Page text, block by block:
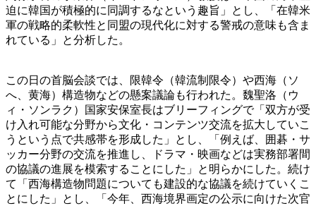
迫に韓国が積極的に同調するなという趣旨」とし、「在韓米
軍の戦略的柔軟性と同盟の現代化に対する警戒の意味も含ま
れている」と分析した。
この日の首脳会談では、限韓令（韓流制限令）や西海（ソ
へ、黄海）構造物などの懸案議論も行われた。魏聖洛（ウ
ィ・ソンラク）国家安保室長はブリーフィングで「双方が受
け入れ可能な分野から文化・コンテンツ交流を拡大していこ
うという点で共感帯を形成した」とし、「例えば、囲碁・サ
ッカー分野の交流を推進し、ドラマ・映画などは実務部署間
の協議の進展を模索することにした」と明らかにした。続け
て「西海構造物問題についても建設的な協議を続けていくこ
とにした」とし、「今年、西海境界画定の公示に向けた次官